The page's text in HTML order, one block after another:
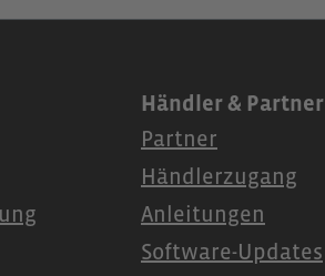
Händler & Partner
Partner
Händlerzugang
Anleitungen
Software-Updates